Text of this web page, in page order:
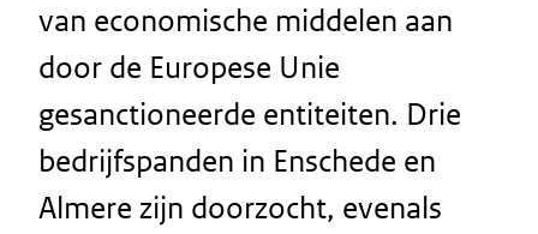
van economische middelen aan
door de Europese Unie
gesanctioneerde entiteiten. Drie
bedrijfspanden in Enschede en
Almere zijn doorzocht, evenals